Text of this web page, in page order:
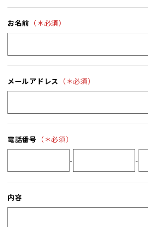
お名前 （＊必須）
メールアドレス （＊必須）
電話番号 （＊必須）
- -
内容